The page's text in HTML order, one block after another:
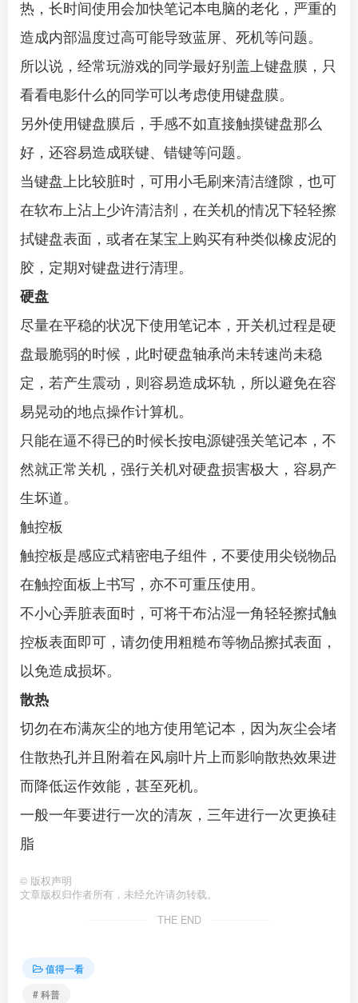
热，长时间使用会加快笔记本电脑的老化，严重的
造成内部温度过高可能导致蓝屏、死机等问题。
所以说，经常玩游戏的同学最好别盖上键盘膜，只
看看电影什么的同学可以考虑使用键盘膜。
另外使用键盘膜后，手感不如直接触摸键盘那么
好，还容易造成联键、错键等问题。
当键盘上比较脏时，可用小毛刷来清洁缝隙，也可
在软布上沾上少许清洁剂，在关机的情况下轻轻擦
拭键盘表面，或者在某宝上购买有种类似橡皮泥的
胶，定期对键盘进行清理。
硬盘
尽量在平稳的状况下使用笔记本，开关机过程是硬
盘最脆弱的时候，此时硬盘轴承尚未转速尚未稳
定，若产生震动，则容易造成坏轨，所以避免在容
易晃动的地点操作计算机。
只能在逼不得已的时候长按电源键强关笔记本，不
然就正常关机，强行关机对硬盘损害极大，容易产
生坏道。
触控板
触控板是感应式精密电子组件，不要使用尖锐物品
在触控面板上书写，亦不可重压使用。
不小心弄脏表面时，可将干布沾湿一角轻轻擦拭触
控板表面即可，请勿使用粗糙布等物品擦拭表面，
以免造成损坏。
散热
切勿在布满灰尘的地方使用笔记本，因为灰尘会堵
住散热孔并且附着在风扇叶片上而影响散热效果进
而降低运作效能，甚至死机。
一般一年要进行一次的清灰，三年进行一次更换硅
脂
© 版权声明
文章版权归作者所有，未经允许请勿转载。
THE END
值得一看
# 科普